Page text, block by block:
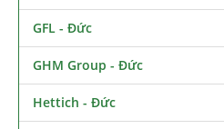
GFL - Đức
GHM Group - Đức
Hettich - Đức